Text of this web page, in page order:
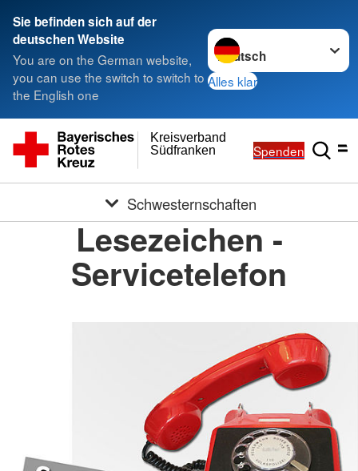
Sie befinden sich auf der
deutschen Website
You are on the German website,
you can use the switch to switch to
the English one
Sprache wechseln zu
Alles klar
Südfranken
Kreisverband
Spenden
Schwesternschaften
Lesezeichen -
Servicetelefon